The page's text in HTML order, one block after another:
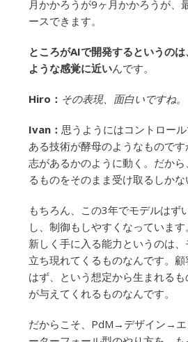
月かかろうが9ヶ月かかろうが、
ースできます。
ところがAIで開発するというの
ような感覚に近いんです。
Hiro： その表現、面白いですね。
Ivan： 思うようにはコントロー
ある技術が酵母のようなもので
志があるかのように動く。だか
るものをそのまま受け取るしかな
もちろん、この3年でモデルはず
し、制御もしやすくなっています
新しく手に入る能力というのは
立ち現れてくるものなんです。
はず、という想定から生まれる
が与えてくれるものなんです。
だからこそ、PdM→デザイン→エ